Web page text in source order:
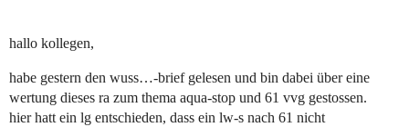
hallo kollegen,
habe gestern den wuss…-brief gelesen und bin dabei über eine
wertung dieses ra zum thema aqua-stop und 61 vvg gestossen.
hier hatt ein lg entschieden, dass ein lw-s nach 61 nicht